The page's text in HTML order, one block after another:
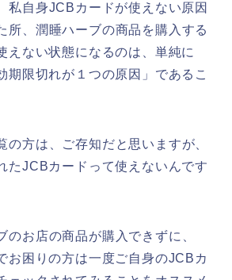
私自身JCBカードが使えない原因
所、潤睡ハーブの商品を購入する
えない状態になるのは、単純に
期限切れが１つの原因」であるこ
の方は、ご存知だと思いますが、
たJCBカードって使えないんです
のお店の商品が購入できずに、
お困りの方は一度ご自身のJCBカ